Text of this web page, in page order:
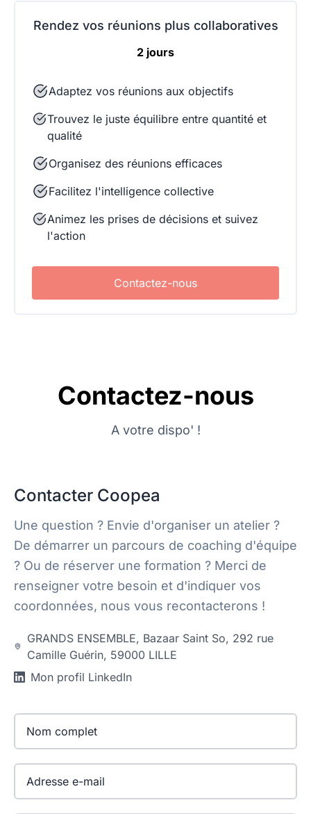
Rendez vos réunions plus collaboratives
2 jours
Adaptez vos réunions aux objectifs
Trouvez le juste équilibre entre quantité et
qualité
Organisez des réunions efficaces
Facilitez l'intelligence collective
Animez les prises de décisions et suivez
l'action
Contactez-nous
Contactez-nous
A votre dispo' !
Contacter Coopea
Une question ? Envie d'organiser un atelier ?
De démarrer un parcours de coaching d'équipe
? Ou de réserver une formation ? Merci de
renseigner votre besoin et d'indiquer vos
coordonnées, nous vous recontacterons !
GRANDS ENSEMBLE, Bazaar Saint So, 292 rue
Camille Guérin, 59000 LILLE
Mon profil LinkedIn